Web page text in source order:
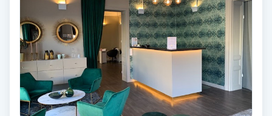
Melasma
Mesoterapi
MicroPen